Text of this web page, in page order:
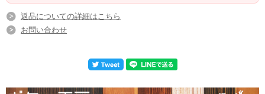
返品についての詳細はこちら
お問い合わせ